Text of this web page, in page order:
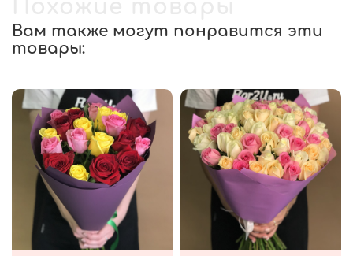
Вам также могут понравится эти
товары: